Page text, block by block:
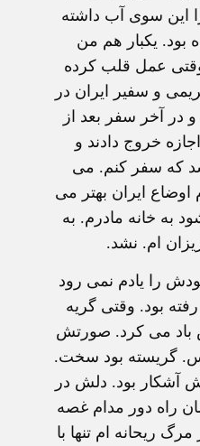
این سوی آب داشته
بود. یکبار هم من
وقتی عمل قلب کرده
و سفیر ایران در
در آخر سفر بعد از
خروج دادند و
که سفر کنم. می
اوضاع ایران بهتر می
به خانه مادرم. به
ام. نشد.
را یادم نمی رود
بود. وقتی گریه
می کرد. صورتش
گریسته بود سخت.
آشکار بود. دلش در
راه دور مدام غصه
ریحانه ام تنها با